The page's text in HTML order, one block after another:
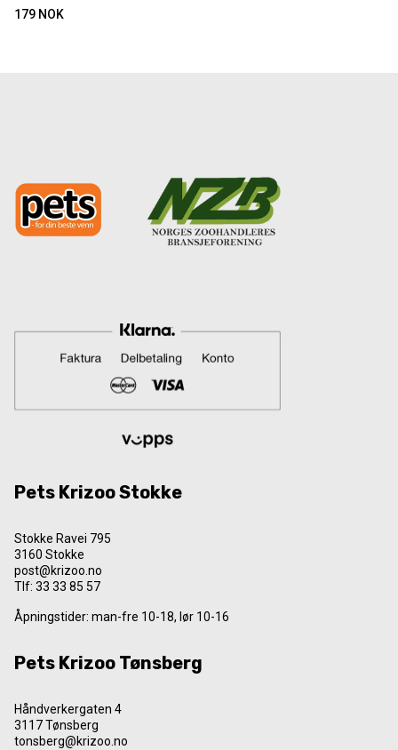
179 NOK
Pets Krizoo Stokke
Stokke Ravei 795
3160 Stokke
post@krizoo.no
Tlf: 33 33 85 57
Åpningstider: man-fre 10-18, lør 10-16
Pets Krizoo Tønsberg
Håndverkergaten 4
3117 Tønsberg
tonsberg@krizoo.no